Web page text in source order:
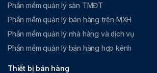
Phần mềm quản lý sàn TMĐT
Phần mềm quản lý bán hàng trên MXH
Phần mềm quản lý nhà hàng và dịch vụ
Phần mềm quản lý bán hàng hợp kênh
Thiết bị bán hàng